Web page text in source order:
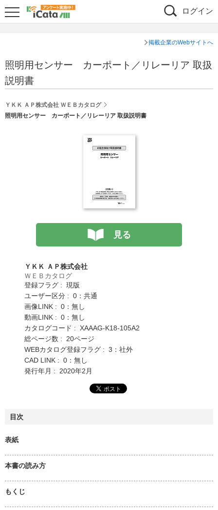
ログイン
掲載企業のWebサイトへ
照明用センサー カーポート／リレーリア 取扱
説明書
ＹＫＫ ＡＰ株式会社 ＷＥＢカタログ
照明用センサー カーポート／リレーリア 取扱説明書
見る
ＹＫＫ ＡＰ株式会社
ＷＥＢカタログ
登録フラグ : 現版
ユーザー区分 : 0：共通
画像LINK : 0：無し
動画LINK : 0：無し
カタログコード : XAAAG-K18-105A2
総ページ数 : 20ページ
WEBカタログ登録フラグ : 3：社外
CAD LINK : 0：無し
発行年月 : 2020年2月
目次
表紙
本書の読み方
もくじ